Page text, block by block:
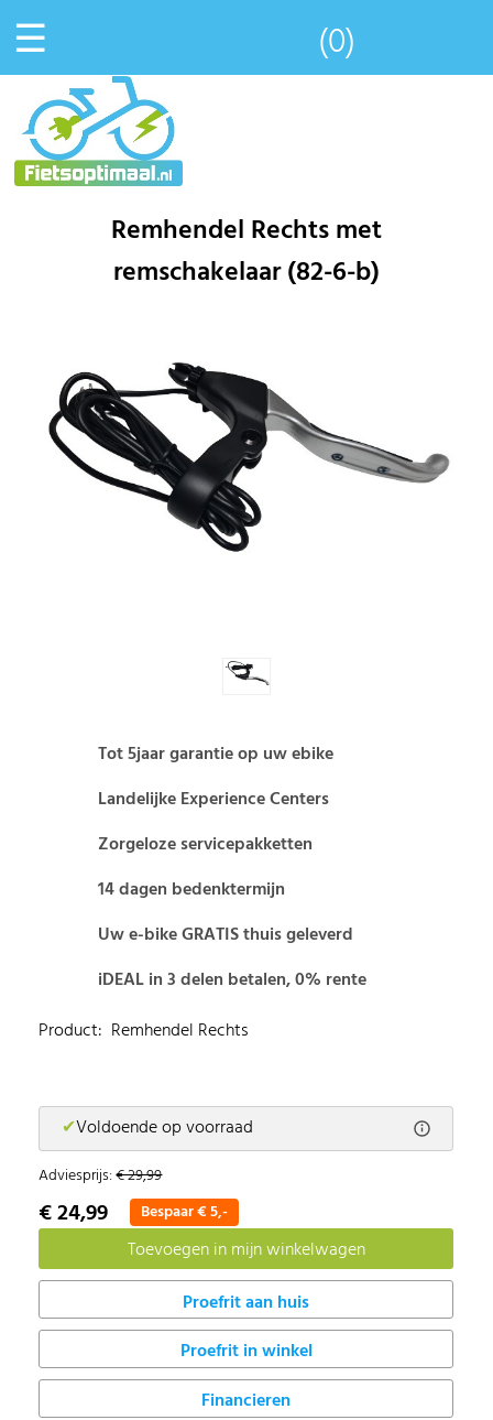
☰ (0)
Remhendel Rechts met
remschakelaar (82-6-b)
Tot 5jaar garantie op uw ebike
Landelijke Experience Centers
Zorgeloze servicepakketten
14 dagen bedenktermijn
Uw e-bike GRATIS thuis geleverd
iDEAL in 3 delen betalen, 0% rente
Product: Remhendel Rechts
✔Voldoende op voorraad
Adviesprijs:€ 29,99
€ 24,99 Bespaar € 5,-
Proefrit in winkel
Financieren